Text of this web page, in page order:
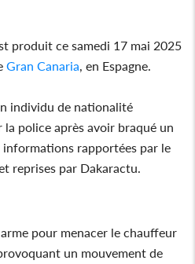
produit ce samedi 17 mai 2025
Gran Canaria , en Espagne.
individu de nationalité
la police après avoir braqué un
rapportées par le
reprises par Dakaractu.
pour menacer le chauffeur
provoquant un mouvement de